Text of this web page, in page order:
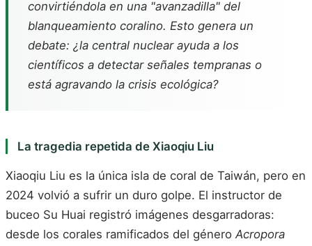
convirtiéndola en una "avanzadilla" del
blanqueamiento coralino. Esto genera un
debate: ¿la central nuclear ayuda a los
científicos a detectar señales tempranas o
está agravando la crisis ecológica?
La tragedia repetida de Xiaoqiu Liu
Xiaoqiu Liu es la única isla de coral de Taiwán, pero en
2024 volvió a sufrir un duro golpe. El instructor de
buceo Su Huai registró imágenes desgarradoras:
desde los corales ramificados del géneroAcropora